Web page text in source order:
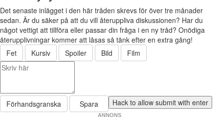
Det senaste inlägget i den här tråden skrevs för över tre månader
sedan. Är du säker på att du vill återuppliva diskussionen? Har du
något vettigt att tillföra eller passar din fråga i en ny tråd? Onödiga
återupplivningar kommer att låsas så tänk efter en extra gång!
Fet
Kursiv Spoiler Bild Film
Förhandsgranska Spara
ANNONS